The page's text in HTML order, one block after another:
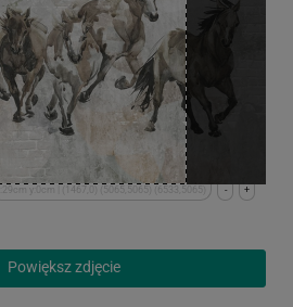
+
-
x:29cm y:0cm | (1467,0) (5065,5065) (6533,5065)
Powiększ zdjęcie